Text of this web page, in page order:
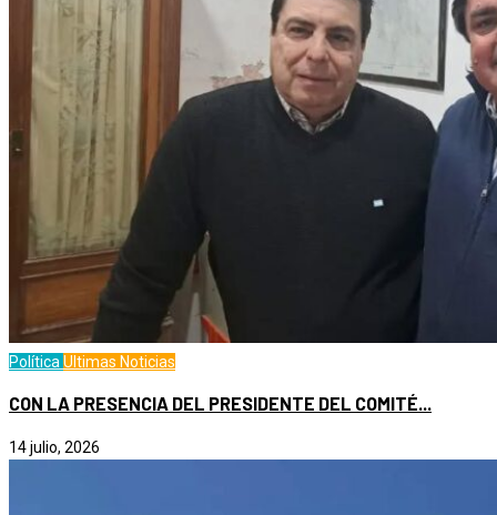
Política Ultimas Noticias
CON LA PRESENCIA DEL PRESIDENTE DEL COMITÉ...
14 julio, 2026